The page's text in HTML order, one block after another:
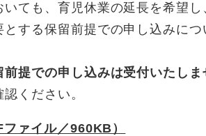
ても、育児休業の延長を希望し
する保留前提での申し込みにつ
提での申し込みは受付いたしま
ください。
ァイル／960KB）